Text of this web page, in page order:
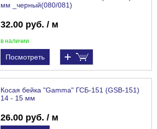
мм _черный(080/081)
32.00 руб. / м
в наличии
Посмотреть
Косая бейка "Gamma" ГСБ-151 (GSB-151)
14 - 15 мм
26.00 руб. / м